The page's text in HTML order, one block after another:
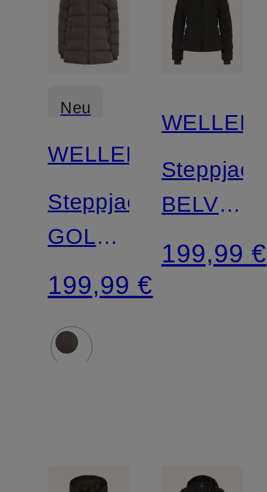
Neu
WELLENSTEYN
Steppjacke
GOLDMINE
MEDIUM
mit
abnehmbarer
199,99 €
SHORT
mit
199,99 €